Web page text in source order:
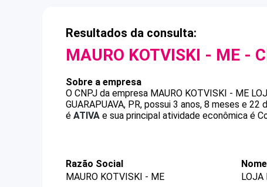
Resultados da consulta:
MAURO KOTVISKI - ME -
Sobre a empresa
O CNPJ da empresa MAURO KOTVISKI - ME
GUARAPUAVA, PR, possui 3 anos, 8 meses e
é ATIVA e sua principal atividade econômica é
Razão Social
MAURO KOTVISKI - ME
LOJA